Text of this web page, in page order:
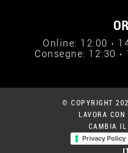
Online: 12:00 ›
Consegne: 12:30
© COPYRIGHT
LAVORA CON
CAMBIA IL
Privacy Policy